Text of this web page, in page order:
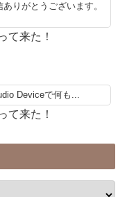
りがとうございます。
て来た！
Deviceで何も...
て来た！